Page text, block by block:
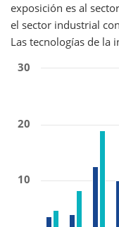
exposición es al
el sector industrial
Las tecnologías de la
10
20
30